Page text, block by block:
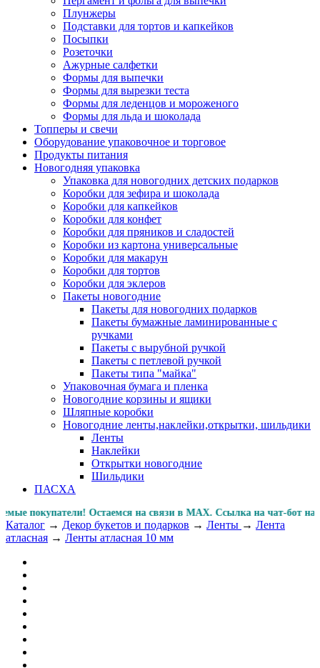
Плунжеры
Подставки для тортов и капкейков
Посыпки
Розеточки
Ажурные салфетки
Формы для выпечки
Формы для вырезки теста
Формы для леденцов и мороженого
Формы для льда и шоколада
Топперы и свечи
Оборудование упаковочное и торговое
Продукты питания
Новогодняя упаковка
Упаковка для новогодних детских подарков
Коробки для зефира и шоколада
Коробки для капкейков
Коробки для конфет
Коробки для пряников и сладостей
Коробки из картона универсальные
Коробки для макарун
Коробки для тортов
Коробки для эклеров
Пакеты новогодние
Пакеты для новогодних подарков
Пакеты бумажные ламинированные с
ручками
Пакеты с вырубной ручкой
Пакеты с петлевой ручкой
Пакеты типа "майка"
Упаковочная бумага и пленка
Новогодние корзины и ящики
Шляпные коробки
Новогодние ленты,наклейки,открытки, шильдики
Ленты
Наклейки
Открытки новогодние
Шильдики
ПАСХА
Остаемся на связи в MAX. Ссылка на чат-
Каталог → Декор букетов и подарков → Ленты → Лента
атласная → Ленты атласная 10 мм